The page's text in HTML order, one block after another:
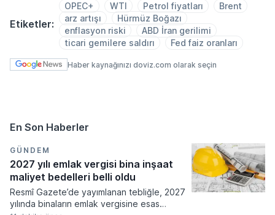
Etiketler:
OPEC+ WTI Petrol fiyatları
Brent
arz artışı
Hürmüz Boğazı
enflasyon riski
ABD İran gerilimi
ticari gemilere saldırı
Fed faiz oranları
Haber kaynağınızı doviz.com olarak seçin
En Son Haberler
GÜNDEM
2027 yılı emlak vergisi bina inşaat
maliyet bedelleri belli oldu
Resmî Gazete’de yayımlanan tebliğle, 2027
yılında binaların emlak vergisine esas